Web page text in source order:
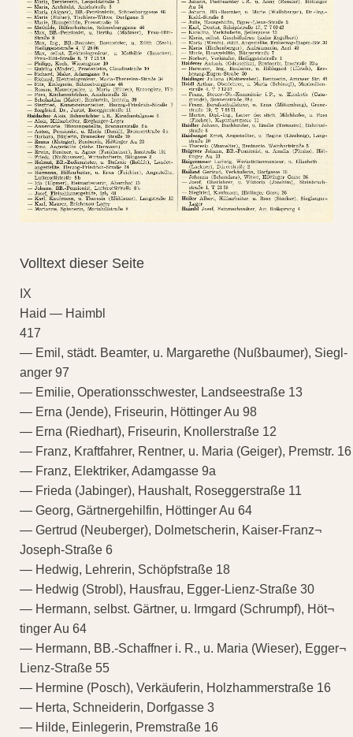
Volltext dieser Seite
IX
Haid — Haimbl
417
— Emil, städt. Beamter, u. Margarethe (Nußbaumer), Siegl-
anger 97
— Emilie, Operationsschwester, Landseestraße 13
— Erna (Jende), Friseurin, Höttinger Au 98
— Erna (Riedhart), Friseurin, Knollerstraße 12
— Franz, Kraftfahrer, Rentner, u. Maria (Geiger), Premstr. 16
— Franz, Elektriker, Adamgasse 9a
— Frieda (Jabinger), Haushalt, Roseggerstraße 11
— Georg, Gärtnergehilfin, Höttinger Au 64
— Gertrud (Neuberger), Dolmetscherin, Kaiser-Franz¬
Joseph-Straße 6
— Hedwig, Lehrerin, Schöpfstraße 18
— Hedwig (Strobl), Hausfrau, Egger-Lienz-Straße 30
— Hermann, selbst. Gärtner, u. Irmgard (Schrumpf), Höt¬
tinger Au 64
— Hermann, BB.-Schaffner i. R., u. Maria (Wieser), Egger¬
Lienz-Straße 55
— Hermine (Posch), Verkäuferin, Holzhammerstraße 16
— Herta, Schneiderin, Dorfgasse 3
— Hilde, Einlegerin, Premstraße 16